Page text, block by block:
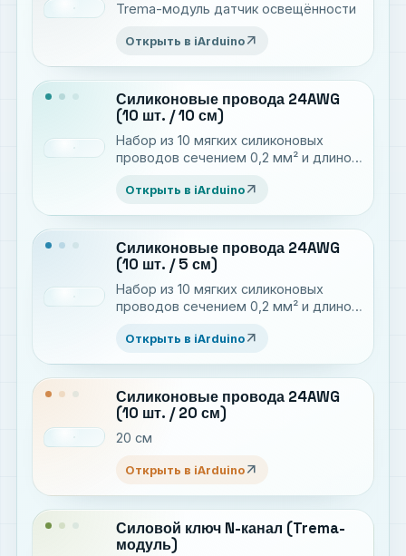
Trema-модуль датчик освещённости
Открыть в iArduino arrow_outward
Силиконовые провода 24AWG
(10 шт. / 10 см)
Набор из 10 мягких силиконовых
проводов сечением 0,2 мм² и длиной
Открыть в iArduino arrow_outward
Силиконовые провода 24AWG
(10 шт. / 5 см)
Набор из 10 мягких силиконовых
проводов сечением 0,2 мм² и длиной
Открыть в iArduino arrow_outward
Силиконовые провода 24AWG
(10 шт. / 20 см)
20 см
Открыть в iArduino arrow_outward
Силовой ключ N-канал (Trema-
модуль)